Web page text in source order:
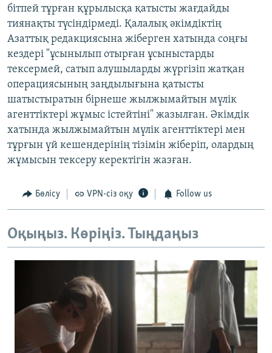
бітпей тұрған құрылысқа қатысты жағдайды
тиянақты түсіндірмеді. Қалалық әкімдіктің
Азаттық редакциясына жіберген хатында соңғы
кездері "ұсынылып отырған ұсыныстарды
тексермей, сатып алушыларды жүргізіп жатқан
операциясының заңдылығына қатысты
шатыстыратын бірнеше жылжымайтын мүлік
агенттіктері жұмыс істейтіні" жазылған. Әкімдік
хатында жылжымайтын мүлік агенттіктері мен
тұрғын үй кешендерінің тізімін жіберіп, олардың
жұмысын тексеру керектігін жазған.
Бөлісу VPN-сіз оқу Follow us
Оқыңыз. Көріңіз. Тыңдаңыз